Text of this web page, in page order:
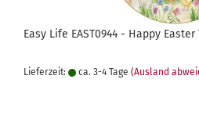
Easy Life EAST0944 - Happy
Lieferzeit: ca. 3-4 Tage (Ausland